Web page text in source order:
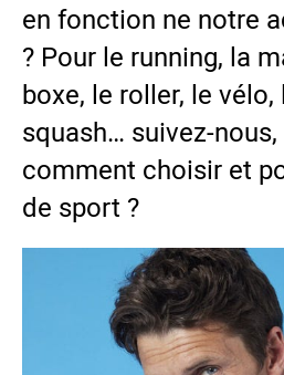
en fonction ne notre
? Pour le running, la
boxe, le roller, le
squash… suivez-
comment choisir et
de sport ?